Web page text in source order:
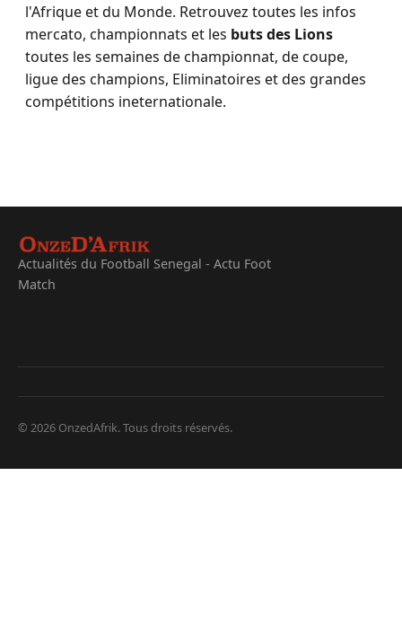
l'Afrique et du Monde. Retrouvez toutes les infos
mercato, championnats et les buts des Lions
toutes les semaines de championnat, de coupe,
ligue des champions, Eliminatoires et des grandes
compétitions ineternationale.
Actualités du Football Senegal - Actu Foot
Match
© 2026 OnzedAfrik. Tous droits réservés.